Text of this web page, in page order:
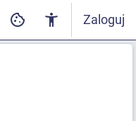
Zaloguj